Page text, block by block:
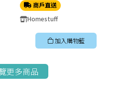
商戶直送
Homestuff
加入購物籃
更多商品